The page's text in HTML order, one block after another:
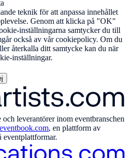
teknik för att anpassa innehållet
Genom att klicka på "OK"
inställningarna samtycker du till
också av vår cookiepolicy. Om du
återkalla ditt samtycke kan du när
inställningar.
leverantörer inom eventbranschen
eventbook.com, en plattform av
eventplattformar.